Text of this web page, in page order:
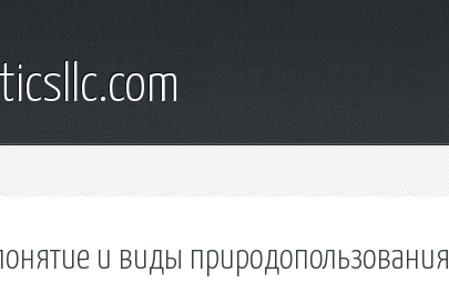
и виды природопользования